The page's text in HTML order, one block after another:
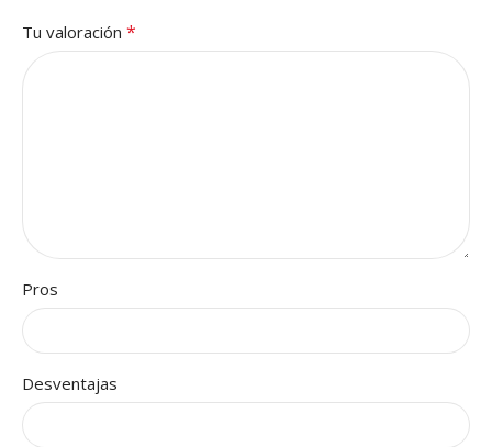
Tu valoración *
Pros
Desventajas